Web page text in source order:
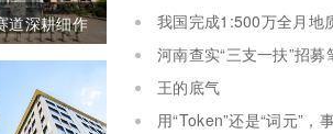
道深耕细作
大高质量未
我国完成1:500万全月地
河南查实“三支一扶”招
王的底气
用“Token”还是“词元”，